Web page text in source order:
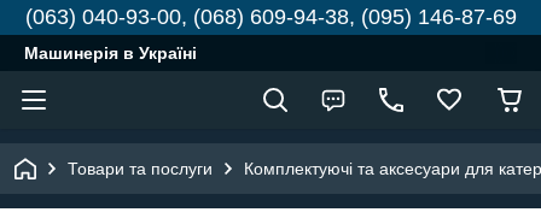
(063) 040-93-00, (068) 609-94-38, (095) 146-87-69
Машинерія в Україні
Товари та послуги Комплектуючі та аксесуари для